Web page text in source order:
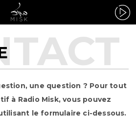
une question ? Pour tout
à Radio Misk, vous pouvez
le formulaire ci-dessous.